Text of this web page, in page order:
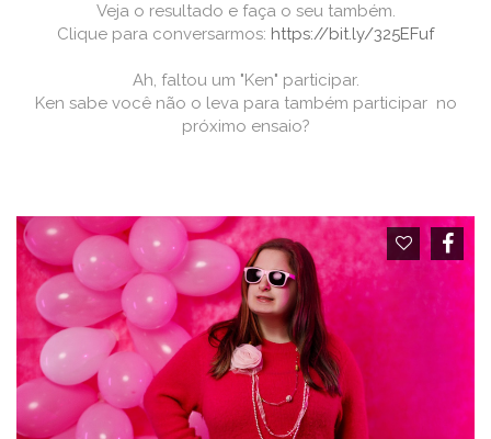
Veja o resultado e faça o seu também.
Clique para conversarmos: https://bit.ly/325EFuf
Ah, faltou um "Ken" participar.
Ken sabe você não o leva para também participar no
próximo ensaio?